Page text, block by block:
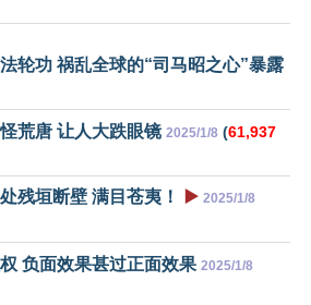
轮功 祸乱全球的“司马昭之心”暴露
荒唐 让人大跌眼镜 2025/1/8 (61,937
残垣断壁 满目苍夷！ ▶️ 2025/1/8
负面效果甚过正面效果 2025/1/8